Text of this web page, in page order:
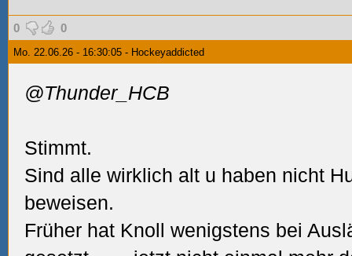
0 0
Mo. 22.06.26 - 16:30:05 - Hockeyaddicted
@Thunder_HCB
Stimmt.
Sind alle wirklich alt u haben nicht
beweisen.
Früher hat Knoll wenigstens bei